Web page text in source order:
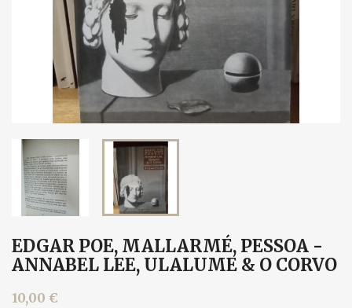
EDGAR POE, MALLARMÉ, PESSOA -
ANNABEL LEE, ULALUME & O CORVO
10,00 €